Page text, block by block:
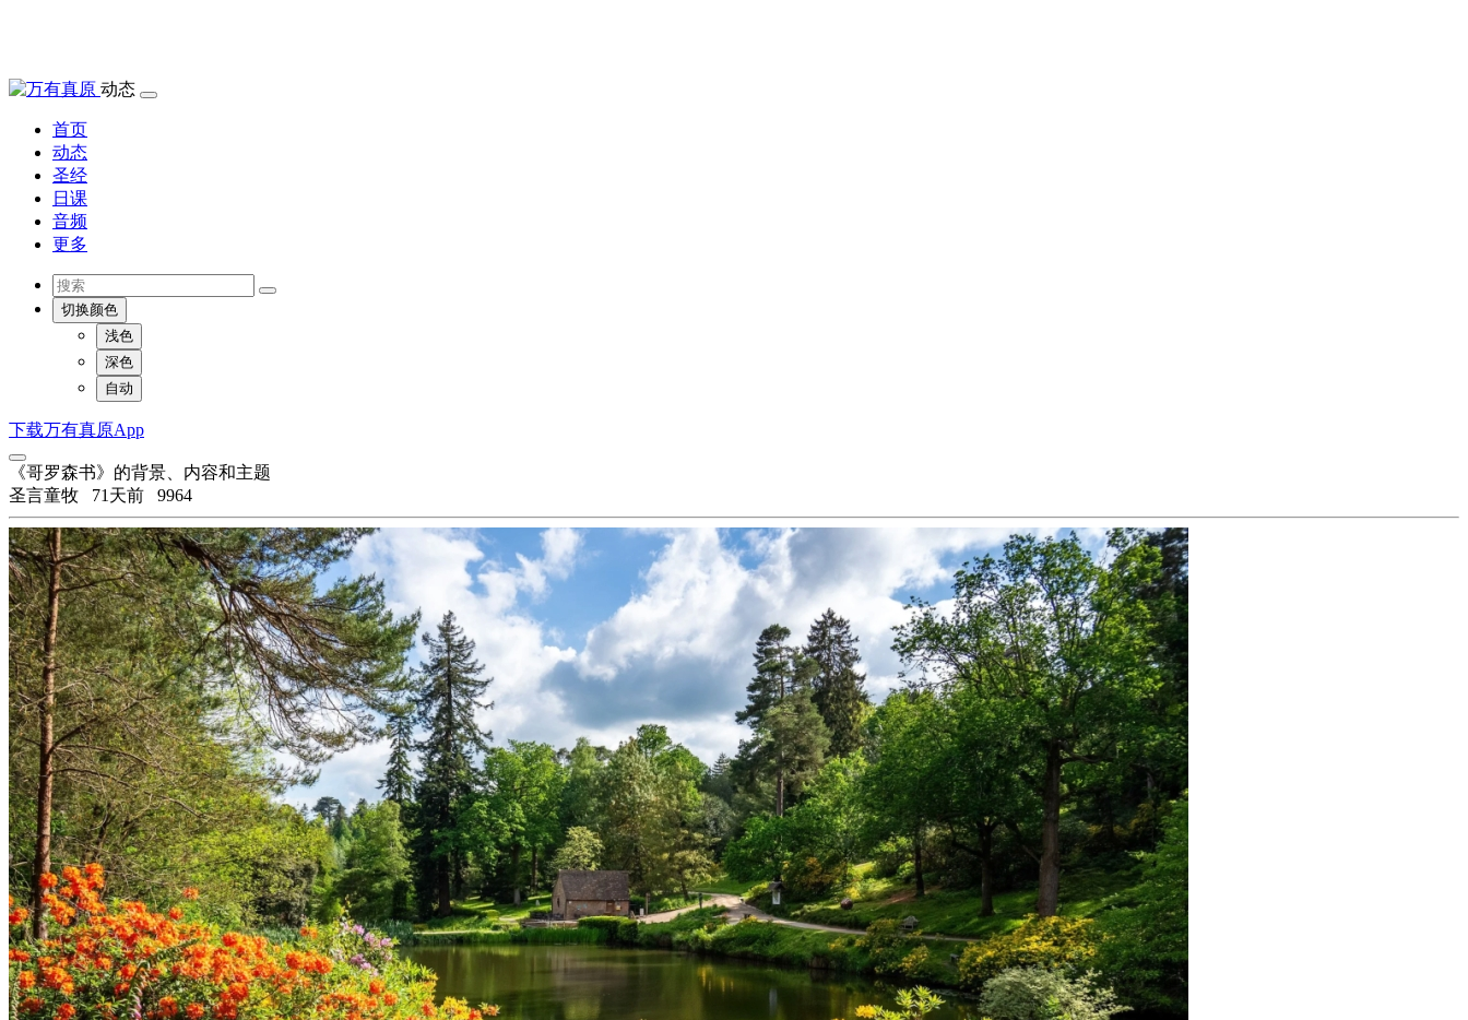
动态
首页
动态
圣经
日课
音频
更多
切换颜色
浅色
深色
自动
下载万有真原App
《哥罗森书》的背景、内容和主题
圣言童牧 71天前 9964